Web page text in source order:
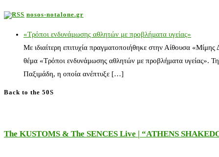
nosos-notalone.gr
«Τρόποι ενδυνάμωσης αθλητών με προβλήματα υγείας»
Με ιδιαίτερη επιτυχία πραγματοποιήθηκε στην Αίθουσα
θέμα «Τρόποι ενδυνάμωσης αθλητών με προβλήματα υγείας».
Παξιμάδη, η οποία ανέπτυξε […]
Back to the 50S
The KUSTOMS & The SENCES Live | “ATHENS